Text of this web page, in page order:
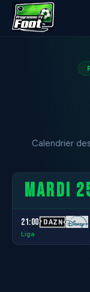
Calendrier
MARDI
21:00
Liga